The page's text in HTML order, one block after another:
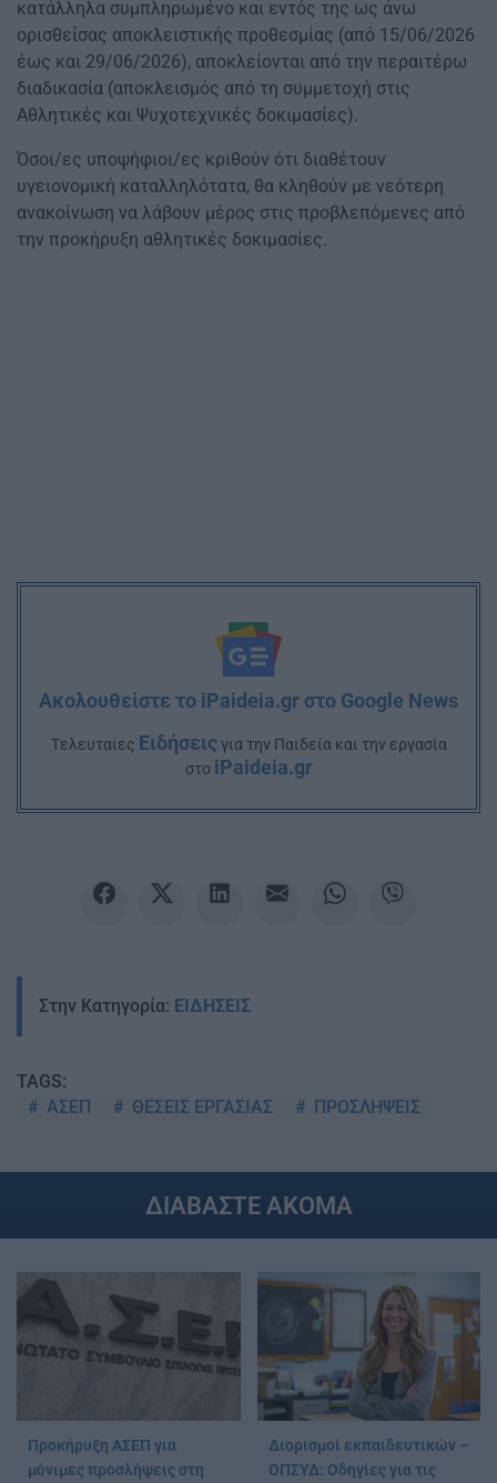
κατάλληλα συμπληρωμένο και εντός της ως άνω
ορισθείσας αποκλειστικής προθεσμίας (από 15/06/2026
έως και 29/06/2026), αποκλείονται από την περαιτέρω
διαδικασία (αποκλεισμός από τη συμμετοχή στις
Αθλητικές και Ψυχοτεχνικές δοκιμασίες).
Όσοι/ες υποψήφιοι/ες κριθούν ότι διαθέτουν
υγειονομική καταλληλότατα, θα κληθούν με νεότερη
ανακοίνωση να λάβουν μέρος στις προβλεπόμενες από
την προκήρυξη αθλητικές δοκιμασίες.
Ακολουθείστε το iPaideia.gr στο Google News
Tελευταίες Ειδήσειςγια την Παιδεία και την εργασία
στο iPaideia.gr
Στην Κατηγορία: ΕΙΔΗΣΕΙΣ
TAGS:
ΑΣΕΠ
ΘΕΣΕΙΣ ΕΡΓΑΣΙΑΣ ΠΡΟΣΛΗΨΕΙΣ
ΔΙΑΒΑΣΤΕ ΑΚΟΜΑ
Προκήρυξη ΑΣΕΠ για
μόνιμες προσλήψεις στη
Διορισμοί εκπαιδευτικών –
ΟΠΣΥΔ: Οδηγίες για τις